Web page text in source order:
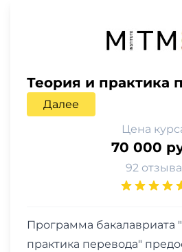
Теория и практика
Далее
Цена
70 000
92 отзыва
Программа бакалавриата
практика перевода"